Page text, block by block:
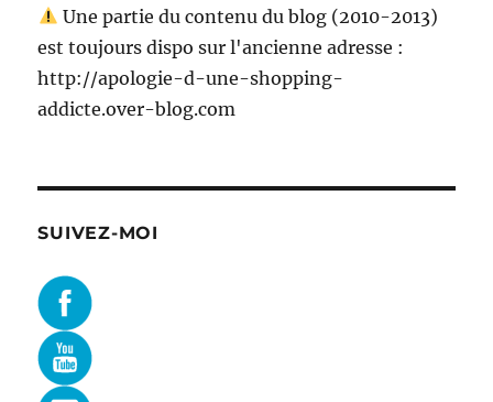
Une partie du contenu du blog (2010-2013)
est toujours dispo sur l'ancienne adresse :
http://apologie-d-une-shopping-
addicte.over-blog.com
SUIVEZ-MOI